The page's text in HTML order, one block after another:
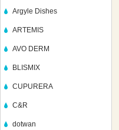
Argyle Dishes
ARTEMIS
AVO DERM
BLISMIX
CUPURERA
C&R
dotwan